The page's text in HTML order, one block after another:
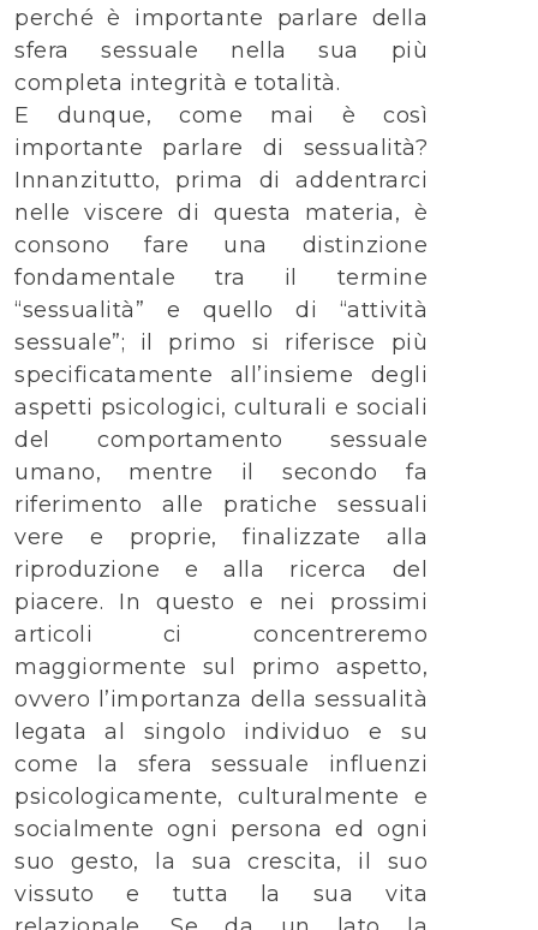
perché è importante parlare della
sfera sessuale nella sua più
completa integrità e totalità.
E dunque, come mai è così
importante parlare di sessualità?
Innanzitutto, prima di addentrarci
nelle viscere di questa materia, è
consono fare una distinzione
fondamentale tra il termine
“sessualità” e quello di “attività
sessuale”; il primo si riferisce più
specificatamente all’insieme degli
aspetti psicologici, culturali e sociali
del comportamento sessuale
umano, mentre il secondo fa
riferimento alle pratiche sessuali
vere e proprie, finalizzate alla
riproduzione e alla ricerca del
piacere. In questo e nei prossimi
articoli ci concentreremo
maggiormente sul primo aspetto,
ovvero l’importanza della sessualità
legata al singolo individuo e su
come la sfera sessuale influenzi
psicologicamente, culturalmente e
socialmente ogni persona ed ogni
suo gesto, la sua crescita, il suo
vissuto e tutta la sua vita